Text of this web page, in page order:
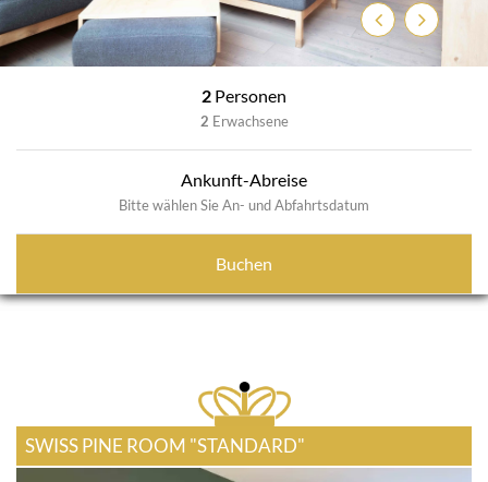
ZurückWeiter
2 Personen
2 Erwachsene
Ankunft-Abreise
Bitte wählen Sie An- und Abfahrtsdatum
Buchen
SWISS PINE ROOM "STANDARD"